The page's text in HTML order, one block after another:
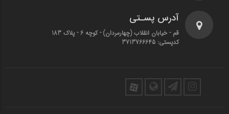
آدرس پسـتی
قم - خیابان انقلاب (چهارمردان)‌ - کوچه 6 - پلاک 183
کدپستی: 3713766645